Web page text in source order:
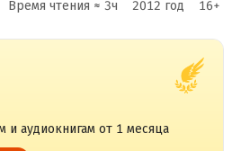
Время чтения ≈ 3ч 2012 год 16+
и аудиокнигам от 1 месяца